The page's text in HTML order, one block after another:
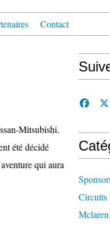
Contact
Mitsubishi.
été décidé
qui aura
Circuits
Mclaren